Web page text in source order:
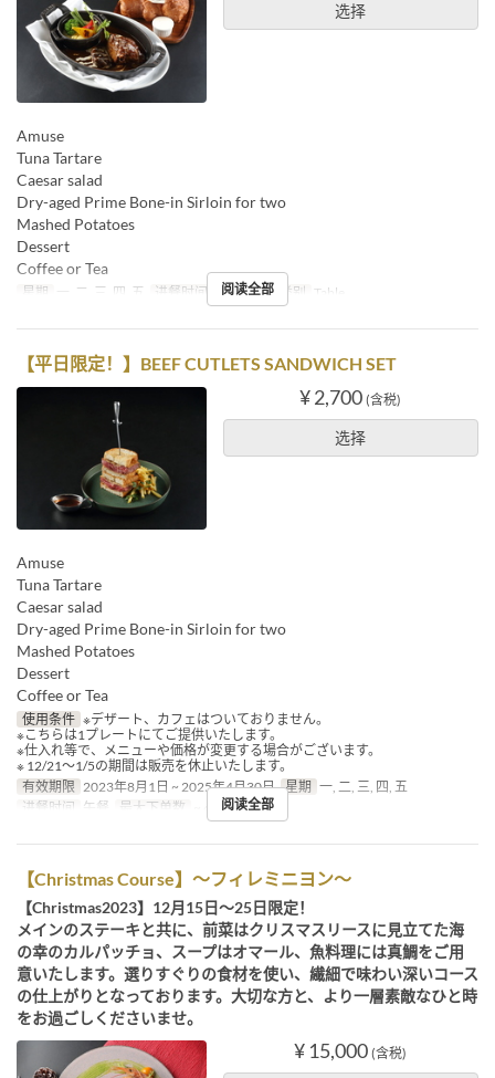
选择
Amuse
Tuna Tartare
Caesar salad
Dry-aged Prime Bone-in Sirloin for two
Mashed Potatoes
Dessert
Coffee or Tea
星期 一, 二, 三, 四, 五 进餐时间 午餐 座位类别 Table
阅读全部
【平日限定！】BEEF CUTLETS SANDWICH SET
¥ 2,700 (含税)
选择
Amuse
Tuna Tartare
Caesar salad
Dry-aged Prime Bone-in Sirloin for two
Mashed Potatoes
Dessert
Coffee or Tea
使用条件 ※デザート、カフェはついておりません。
※こちらは1プレートにてご提供いたします。
※仕入れ等で、メニューや価格が変更する場合がございます。
※ 12/21〜1/5の期間は販売を休止いたします。
有效期限 2023年8月1日 ~ 2025年4月30日 星期 一, 二, 三, 四, 五
进餐时间
午餐 最大下单数 阅读全部
【Christmas Course】～フィレミニヨン～
【Christmas2023】12月15日～25日限定！
メインのステーキと共に、前菜はクリスマスリースに見立てた海
の幸のカルパッチョ、スープはオマール、魚料理には真鯛をご用
意いたします。選りすぐりの食材を使い、繊細で味わい深いコース
の仕上がりとなっております。大切な方と、より一層素敵なひと時
をお過ごしくださいませ。
¥ 15,000 (含税)